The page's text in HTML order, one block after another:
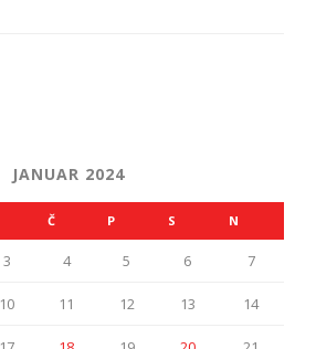
JANUAR 2024
Č P S N
3 4 5 6 7
10 11 12 13 14